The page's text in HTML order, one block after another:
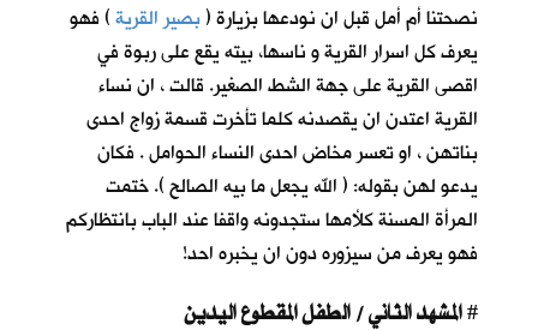
نصحتنا أم أمل قبل ان نودعها بزيارة (بصير القرية) فهو
يعرف كل اسرار القرية و ناسها، بيته يقع على ربوة في
اقصى القرية على جهة الشط الصغير. قالت ، ان نساء
القرية اعتدن ان يقصدنه كلما تأخرت قسمة زواج احدى
بناتهن ، او تعسر مخاض احدى النساء الحوامل . فكان
يدعو لهن بقوله: ( الله يجعل ما بيه الصالح ). ختمت
المرأة المسنة كلأمها ستجدونه واقفا عند الباب بانتظاركم
فهو يعرف من سيزوره دون ان يخبره احد!
# المشهد الثاني / الطفل المقطوع اليدين